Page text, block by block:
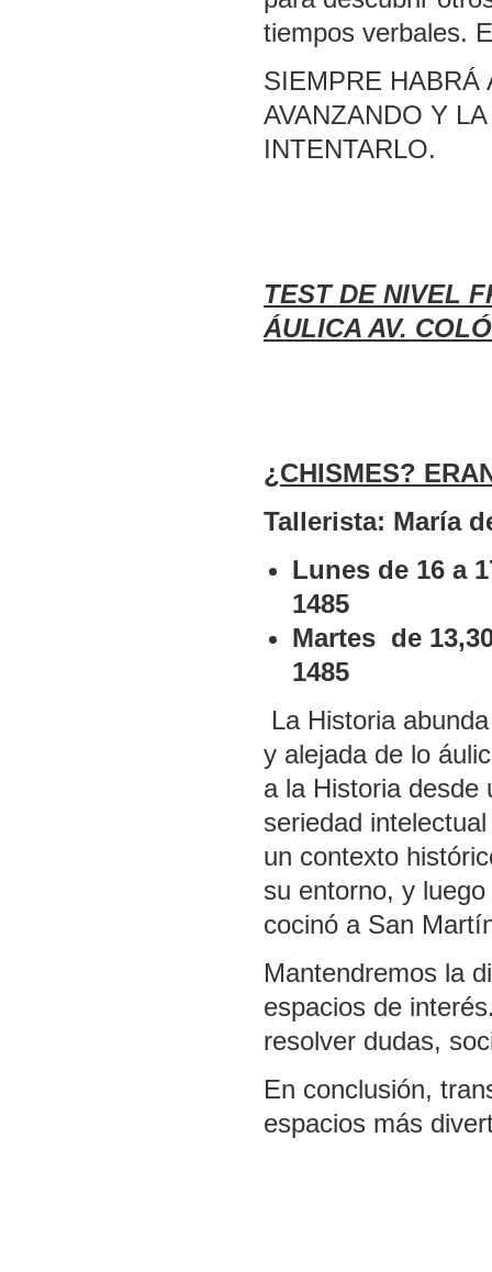
tiempos verbales.
SIEMPRE HABRÁ
AVANZANDO Y
INTENTARLO.
TEST DE NIVEL
ÁULICA AV.
¿CHISMES?
Tallerista: María
Lunes de 16 a
1485
Martes de
1485
La Historia
y alejada de lo
a la Historia desde
seriedad
un contexto
su entorno, y
cocinó a San
Mantendremos la
espacios de
resolver dudas,
En conclusión,
espacios más